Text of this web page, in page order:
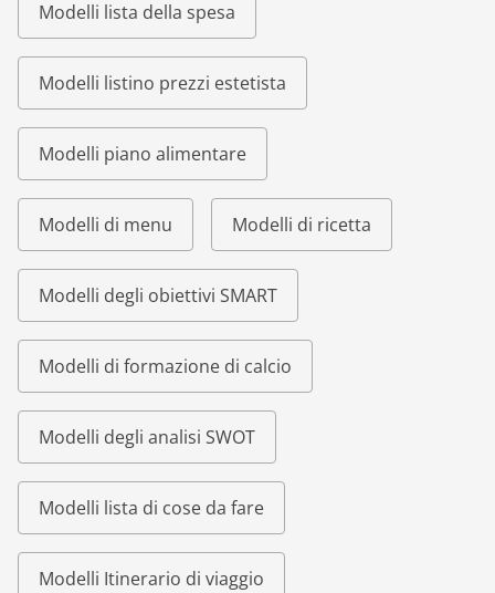
Modelli lista della spesa
Modelli listino prezzi estetista
Modelli piano alimentare
Modelli di menu Modelli di ricetta
Modelli degli obiettivi SMART
Modelli di formazione di calcio
Modelli degli analisi SWOT
Modelli lista di cose da fare
Modelli Itinerario di viaggio